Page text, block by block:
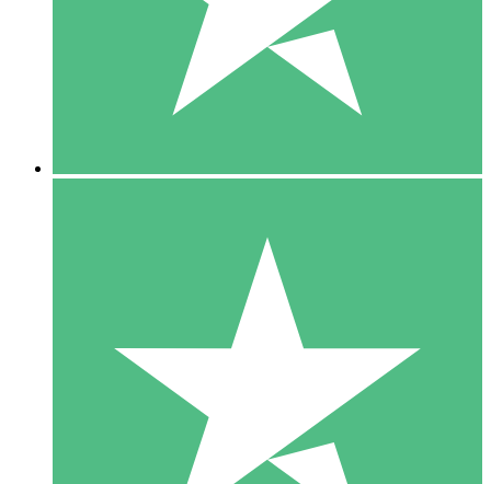
1 Téléchargement
10 00
10 Téléchargements
20 00